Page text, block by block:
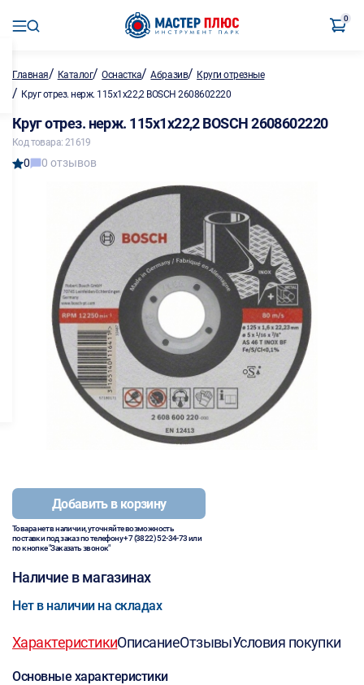
0
Главная/ Каталог/Оснастка/Абразив/ Круги отрезные
/ Круг отрез. нерж. 115х1х22,2 BOSCH 2608602220
Круг отрез. нерж. 115х1х22,2 BOSCH 2608602220
Код товара: 21619
0 0 отзывов
Добавить в корзину
Товара нет в наличии, уточняйте возможность
поставки под заказ по телефону+7 (3822) 52-34-73или
по кнопке "Заказать звонок"
Наличие в магазинах
Нет в наличии на складах
ХарактеристикиОписаниеОтзывыУсловия покупки
Основные характеристики